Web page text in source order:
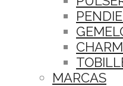
MARCAS